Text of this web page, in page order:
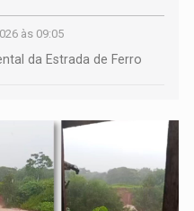
às 09:05
da Estrada de Ferro